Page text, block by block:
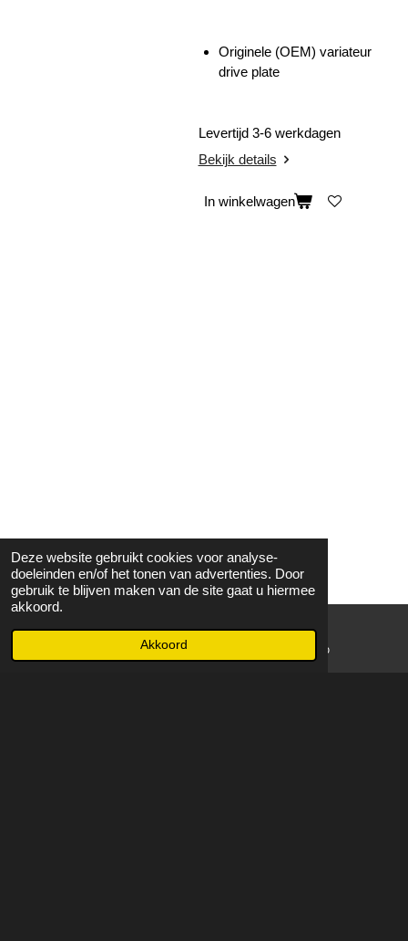
Deze website gebruikt cookies voor analyse-
doeleinden en/of het tonen van advertenties. Door
gebruik te blijven maken van de site gaat u hiermee
akkoord.
Akkoord
Originele (OEM) variateur
drive plate
Levertijd 3-6 werkdagen
Bekijk details
In winkelwagen
WhatsApp